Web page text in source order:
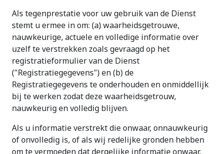
Als tegenprestatie voor uw gebruik van de Dienst
stemt u ermee in om: (a) waarheidsgetrouwe,
nauwkeurige, actuele en volledige informatie over
uzelf te verstrekken zoals gevraagd op het
registratieformulier van de Dienst
("Registratiegegevens") en (b) de
Registratiegegevens te onderhouden en onmiddellijk
bij te werken zodat deze waarheidsgetrouw,
nauwkeurig en volledig blijven.
Als u informatie verstrekt die onwaar, onnauwkeurig
of onvolledig is, of als wij redelijke gronden hebben
om te vermoeden dat dergelijke informatie onwaar,